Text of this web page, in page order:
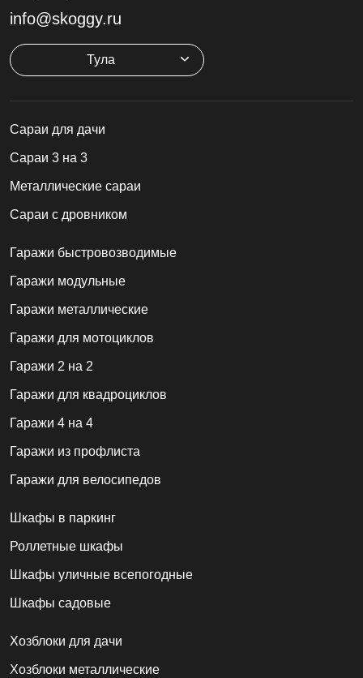
info@skoggy.ru
Тула
Cараи для дачи
Сараи 3 на 3
Металлические сараи
Сараи с дровником
Гаражи быстровозводимые
Гаражи модульные
Гаражи металлические
Гаражи для мотоциклов
Гаражи 2 на 2
Гаражи для квадроциклов
Гаражи 4 на 4
Гаражи из профлиста
Гаражи для велосипедов
Шкафы в паркинг
Роллетные шкафы
Шкафы уличные всепогодные
Шкафы садовые
Хозблоки для дачи
Хозблоки металлические